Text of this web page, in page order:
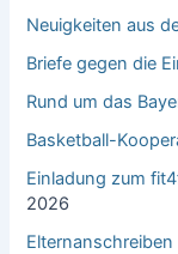
Neuigkeiten aus
Briefe gegen die
Rund um das
Basketball-
Einladung zum
2026